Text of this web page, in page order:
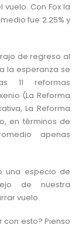
Con Fox la
fue 2.25% y
de regreso al
la esperanza se
11 reformas
(La Reforma
La Reforma
en términos de
apenas
una especio de
de nuestra
vuelo.
esto? Pienso